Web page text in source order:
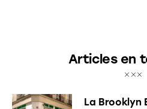
Articles en
La Brooklyn